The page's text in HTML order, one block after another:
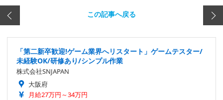
この記事へ戻る
「第二新卒歓迎!ゲーム業界へリスタート」ゲームテスター/
未経験OK/研修あり/シンプル作業
株式会社SNJAPAN
大阪府
月給27万円～34万円